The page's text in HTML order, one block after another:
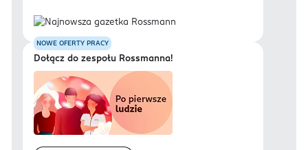
NOWE OFERTY PRACY
Dołącz do zespołu Rossmanna!